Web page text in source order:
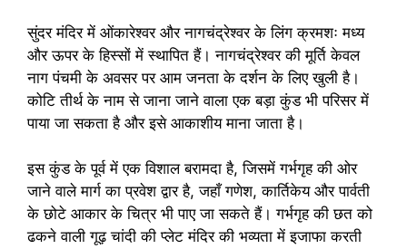
सुंदर मंदिर में ओंकारेश्वर और नागचंद्रेश्वर के लिंग क्रमशः मध्य
और ऊपर के हिस्सों में स्थापित हैं। नागचंद्रेश्वर की मूर्ति केवल
नाग पंचमी के अवसर पर आम जनता के दर्शन के लिए खुली है।
कोटि तीर्थ के नाम से जाना जाने वाला एक बड़ा कुंड भी परिसर में
पाया जा सकता है और इसे आकाशीय माना जाता है।
इस कुंड के पूर्व में एक विशाल बरामदा है, जिसमें गर्भगृह की ओर
जाने वाले मार्ग का प्रवेश द्वार है, जहाँ गणेश, कार्तिकेय और पार्वती
के छोटे आकार के चित्र भी पाए जा सकते हैं। गर्भगृह की छत को
ढकने वाली गूढ़ चांदी की प्लेट मंदिर की भव्यता में इजाफा करती